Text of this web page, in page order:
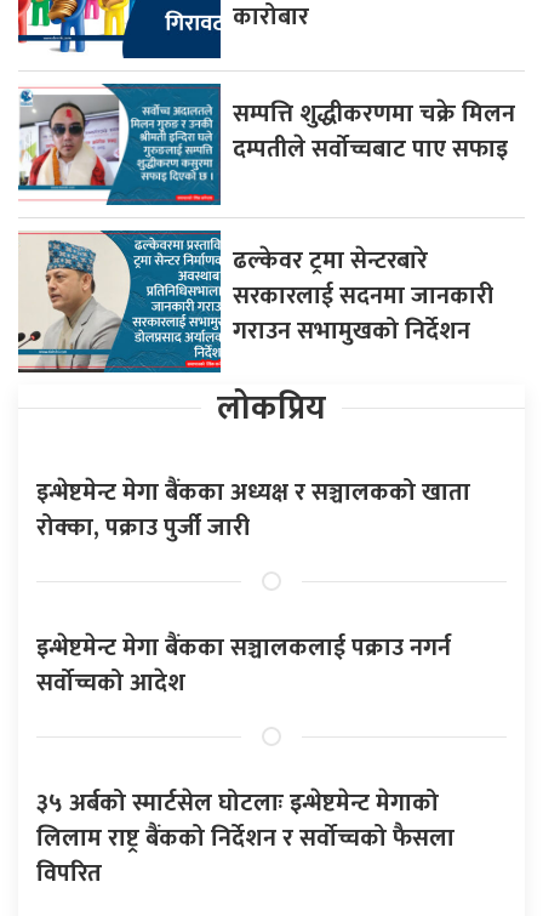
कारोबार
सम्पत्ति शुद्धीकरणमा चक्रे मिलन
दम्पतीले सर्वोच्चबाट पाए सफाइ
ढल्केवर ट्रमा सेन्टरबारे
सरकारलाई सदनमा जानकारी
गराउन सभामुखको निर्देशन
लोकप्रिय
इन्भेष्टमेन्ट मेगा बैंकका अध्यक्ष र सञ्चालकको खाता
रोक्का, पक्राउ पुर्जी जारी
इन्भेष्टमेन्ट मेगा बैंकका सञ्चालकलाई पक्राउ नगर्न
सर्वोच्चको आदेश
३५ अर्बको स्मार्टसेल घोटलाः इन्भेष्टमेन्ट मेगाको
लिलाम राष्ट्र बैंकको निर्देशन र सर्वोच्चको फैसला
विपरित